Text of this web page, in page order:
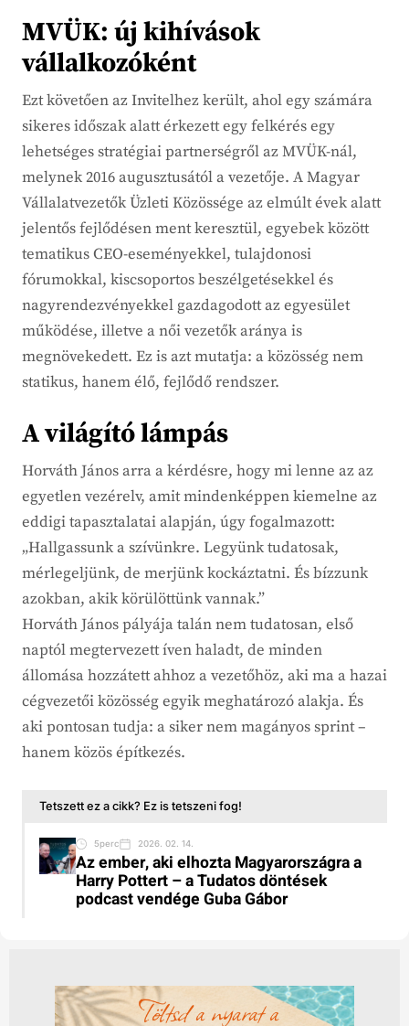
MVÜK: új kihívások
vállalkozóként
Ezt követően az Invitelhez került, ahol egy számára
sikeres időszak alatt érkezett egy felkérés egy
lehetséges stratégiai partnerségről az MVÜK-nál,
melynek 2016 augusztusától a vezetője. A Magyar
Vállalatvezetők Üzleti Közössége az elmúlt évek alatt
jelentős fejlődésen ment keresztül, egyebek között
tematikus CEO-eseményekkel, tulajdonosi
fórumokkal, kiscsoportos beszélgetésekkel és
nagyrendezvényekkel gazdagodott az egyesület
működése, illetve a női vezetők aránya is
megnövekedett. Ez is azt mutatja: a közösség nem
statikus, hanem élő, fejlődő rendszer.
A világító lámpás
Horváth János arra a kérdésre, hogy mi lenne az az
egyetlen vezérelv, amit mindenképpen kiemelne az
eddigi tapasztalatai alapján, úgy fogalmazott:
„Hallgassunk a szívünkre. Legyünk tudatosak,
mérlegeljünk, de merjünk kockáztatni. És bízzunk
azokban, akik körülöttünk vannak.”
Horváth János pályája talán nem tudatosan, első
naptól megtervezett íven haladt, de minden
állomása hozzátett ahhoz a vezetőhöz, aki ma a hazai
cégvezetői közösség egyik meghatározó alakja. És
aki pontosan tudja: a siker nem magányos sprint –
hanem közös építkezés.
Tetszett ez a cikk? Ez is tetszeni fog!
5perc 2026. 02. 14.
Az ember, aki elhozta Magyarországra a
Harry Pottert – a Tudatos döntések
podcast vendége Guba Gábor